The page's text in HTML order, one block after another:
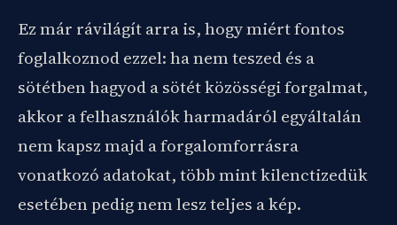
Ez már rávilágít arra is, hogy miért fontos
foglalkoznod ezzel: ha nem teszed és a
sötétben hagyod a sötét közösségi forgalmat,
akkor a felhasználók harmadáról egyáltalán
nem kapsz majd a forgalomforrásra
vonatkozó adatokat, több mint kilenctizedük
esetében pedig nem lesz teljes a kép.